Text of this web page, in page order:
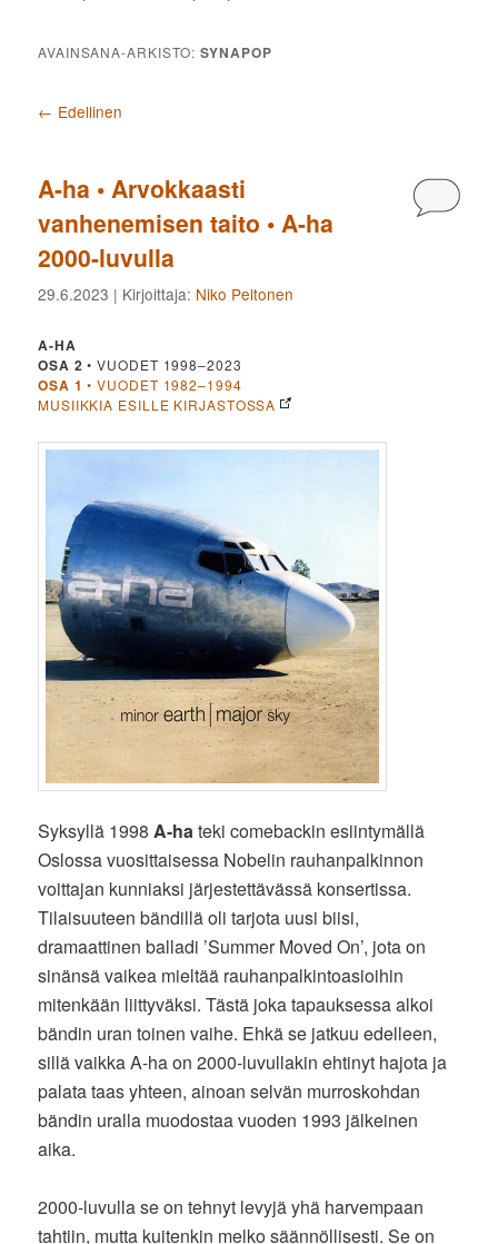
AVAINSANA-ARKISTO:SYNAPOP
Artikkelien selaus
← Edellinen
A-ha • Arvokkaasti
vanhenemisen taito • A-ha
2000-luvulla
29.6.2023 | Kirjoittaja: Niko Peltonen
A-HA
OSA 2 • VUODET 1998–2023
OSA 1 • VUODET 1982–1994
MUSIIKKIA ESILLE KIRJASTOSSA
Syksyllä 1998A-hateki comebackin esiintymällä
Oslossa vuosittaisessa Nobelin rauhanpalkinnon
voittajan kunniaksi järjestettävässä konsertissa.
Tilaisuuteen bändillä oli tarjota uusi biisi,
dramaattinen balladi ’Summer Moved On’, jota on
sinänsä vaikea mieltää rauhanpalkintoasioihin
mitenkään liittyväksi. Tästä joka tapauksessa alkoi
bändin uran toinen vaihe. Ehkä se jatkuu edelleen,
sillä vaikka A-ha on 2000-luvullakin ehtinyt hajota ja
palata taas yhteen, ainoan selvän murroskohdan
bändin uralla muodostaa vuoden 1993 jälkeinen
aika.
2000-luvulla se on tehnyt levyjä yhä harvempaan
tahtiin, mutta kuitenkin melko säännöllisesti. Se on